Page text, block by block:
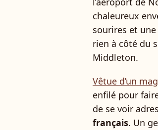
chaleureux
sourires et
rien à côté du
Middleton.
Vêtue d’un
enfilé pour
de se voir
français. Un